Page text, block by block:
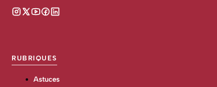
RUBRIQUES
Astuces